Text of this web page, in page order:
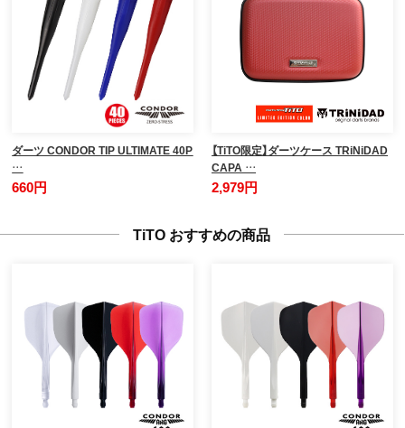
ダーツ CONDOR TIP ULTIMATE 40P
…
660円
【TiTO限定】ダーツケース TRiNiDAD
CAPA …
2,979円
TiTO おすすめの商品